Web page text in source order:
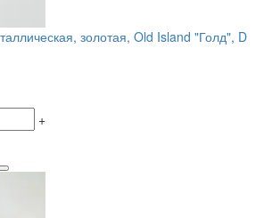
золотая, Old Island "Голд", D
+